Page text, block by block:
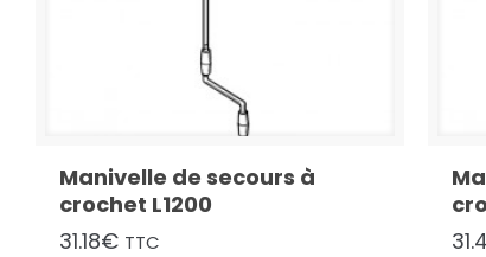
Manivelle de secours à
crochet L1200
31.18€ TTC